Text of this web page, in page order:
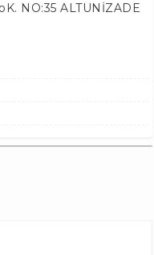
NO:35 ALTUNİZADE